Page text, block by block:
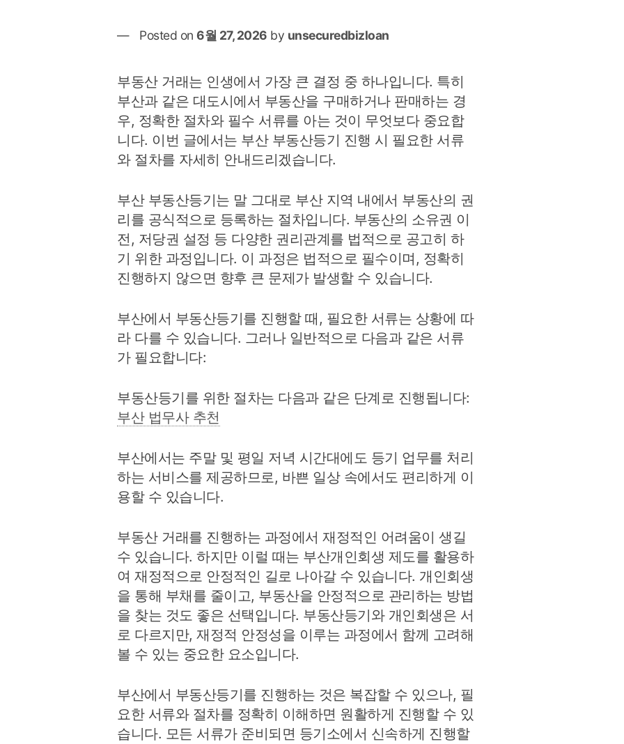
방
법
Posted on6월 27, 2026 by unsecuredbizloan
부동산 거래는 인생에서 가장 큰 결정 중 하나입니다. 특히
부산과 같은 대도시에서 부동산을 구매하거나 판매하는 경
우, 정확한 절차와 필수 서류를 아는 것이 무엇보다 중요합
니다. 이번 글에서는 부산 부동산등기 진행 시 필요한 서류
와 절차를 자세히 안내드리겠습니다.
부산 부동산등기는 말 그대로 부산 지역 내에서 부동산의 권
리를 공식적으로 등록하는 절차입니다. 부동산의 소유권 이
전, 저당권 설정 등 다양한 권리관계를 법적으로 공고히 하
기 위한 과정입니다. 이 과정은 법적으로 필수이며, 정확히
진행하지 않으면 향후 큰 문제가 발생할 수 있습니다.
부산에서 부동산등기를 진행할 때, 필요한 서류는 상황에 따
라 다를 수 있습니다. 그러나 일반적으로 다음과 같은 서류
가 필요합니다:
부동산등기를 위한 절차는 다음과 같은 단계로 진행됩니다:
부산 법무사 추천
부산에서는 주말 및 평일 저녁 시간대에도 등기 업무를 처리
하는 서비스를 제공하므로, 바쁜 일상 속에서도 편리하게 이
용할 수 있습니다.
부동산 거래를 진행하는 과정에서 재정적인 어려움이 생길
수 있습니다. 하지만 이럴 때는 부산개인회생 제도를 활용하
여 재정적으로 안정적인 길로 나아갈 수 있습니다. 개인회생
을 통해 부채를 줄이고, 부동산을 안정적으로 관리하는 방법
을 찾는 것도 좋은 선택입니다. 부동산등기와 개인회생은 서
로 다르지만, 재정적 안정성을 이루는 과정에서 함께 고려해
볼 수 있는 중요한 요소입니다.
부산에서 부동산등기를 진행하는 것은 복잡할 수 있으나, 필
요한 서류와 절차를 정확히 이해하면 원활하게 진행할 수 있
습니다. 모든 서류가 준비되면 등기소에서 신속하게 진행할